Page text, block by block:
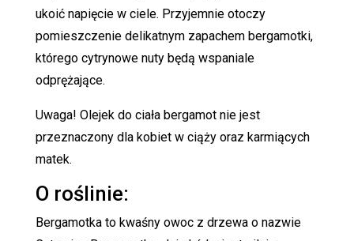
ukoić napięcie w ciele. Przyjemnie otoczy
pomieszczenie delikatnym zapachem bergamotki,
którego cytrynowe nuty będą wspaniale
odprężające.
Uwaga! Olejek do ciała bergamot nie jest
przeznaczony dla kobiet w ciąży oraz karmiących
matek.
O roślinie:
Bergamotka to kwaśny owoc z drzewa o nazwie